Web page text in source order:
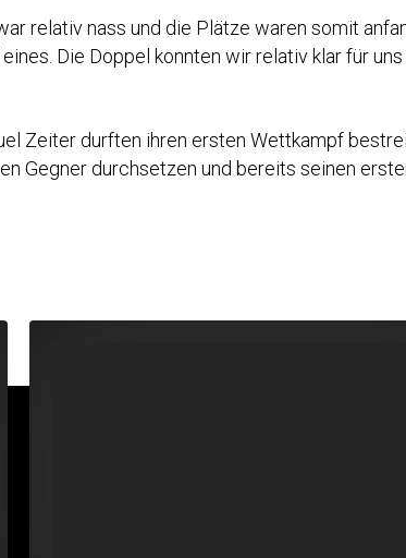
relativ nass und die Plätze waren somit
Die Doppel konnten wir relativ klar für
Zeiter durften ihren ersten Wettkampf
Gegner durchsetzen und bereits seinen